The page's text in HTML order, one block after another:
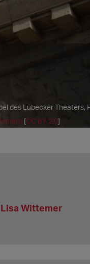
des Lübecker Theaters,
[CC BY 2.0]
Lisa Wittemer